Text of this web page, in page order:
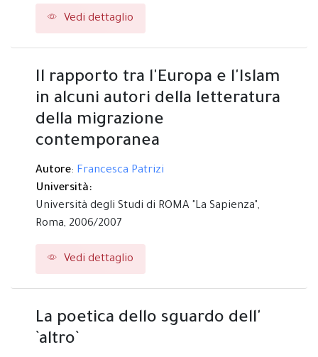
Vedi dettaglio
Il rapporto tra l'Europa e l'Islam
in alcuni autori della letteratura
della migrazione
contemporanea
Autore: Francesca Patrizi
Università:
Università degli Studi di ROMA "La Sapienza",
Roma, 2006/2007
Vedi dettaglio
La poetica dello sguardo dell'
`altro`